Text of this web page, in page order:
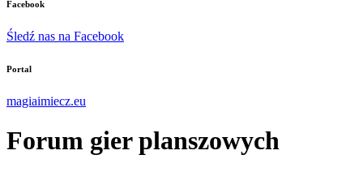
Facebook
Śledź nas na Facebook
Portal
magiaimiecz.eu
Forum gier planszowych